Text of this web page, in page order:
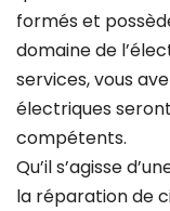
formés et
domaine de
services, vous
électriques
compétents.
Qu’il s’agisse
la réparation de